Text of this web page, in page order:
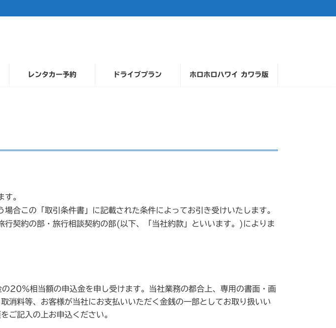
レンタカー予約 ドライブプラン ホロホロハワイ カワラ版
。
合この「取引条件書」に記載された条件によってお引き受けいたします。
契約の部・旅行相談契約の部(以下、「当社約款」といいます。)によりま
20％相当額の申込金を申し受けます。当社業務の都合上、専用の書面・画
消料等、お客様が当社にお支払いいただく金銭の一部としてお取り扱いい
ご記入の上お申込ください。